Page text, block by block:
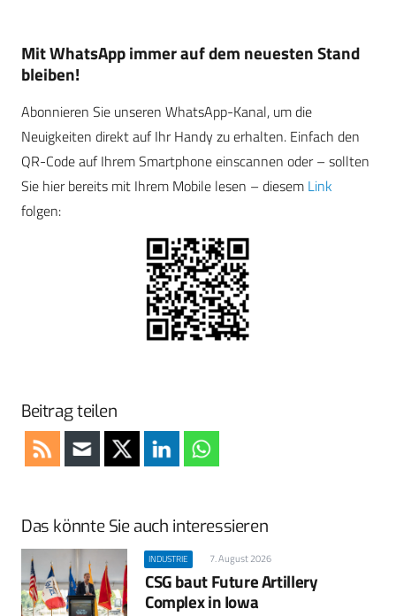
Mit WhatsApp immer auf dem neuesten Stand
bleiben!
Abonnieren Sie unseren WhatsApp-Kanal, um die
Neuigkeiten direkt auf Ihr Handy zu erhalten. Einfach den
QR-Code auf Ihrem Smartphone einscannen oder – sollten
Sie hier bereits mit Ihrem Mobile lesen – diesem Link
folgen:
Beitrag teilen
Das könnte Sie auch interessieren
INDUSTRIE 7. August 2026
CSG baut Future Artillery
Complex in Iowa